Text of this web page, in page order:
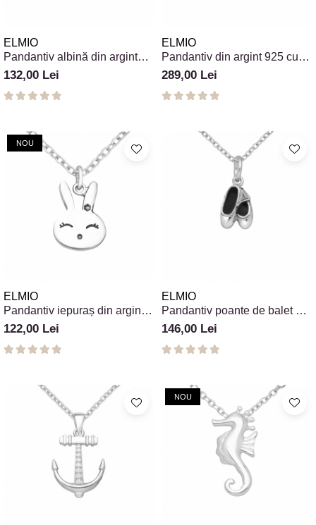
ELMIO
Pandantiv albină din argint
925 cu marcasite
132,00 Lei
ELMIO
Pandantiv din argint 925 cu
safir albastru și cubic zirconia
289,00 Lei
NOU
ELMIO
Pandantiv iepuraș din argint
925 model Honey Bunny
122,00 Lei
ELMIO
Pandantiv poante de balet din
argint 925
146,00 Lei
NOU